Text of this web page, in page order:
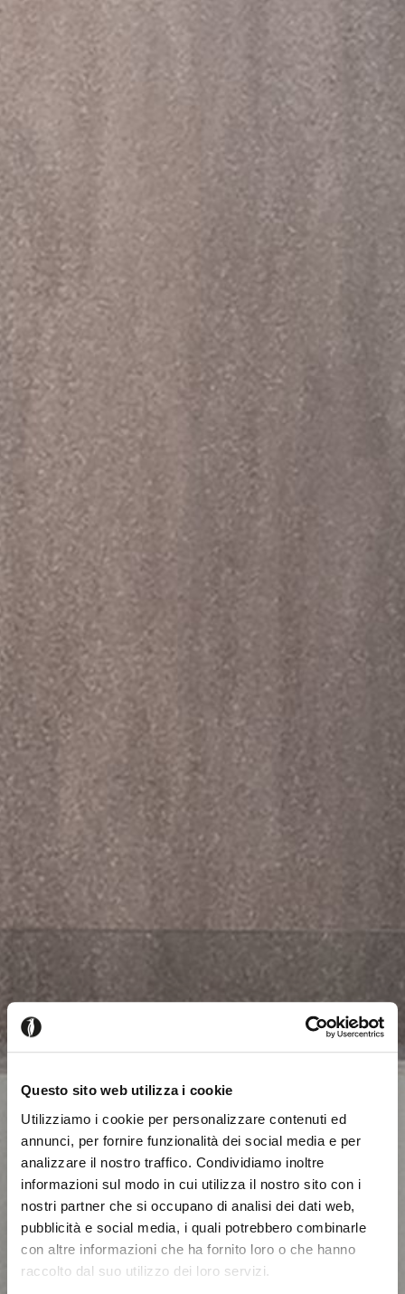
Questo sito web utilizza i cookie
Utilizziamo i cookie per personalizzare contenuti ed
annunci, per fornire funzionalità dei social media e per
analizzare il nostro traffico. Condividiamo inoltre
informazioni sul modo in cui utilizza il nostro sito con i
nostri partner che si occupano di analisi dei dati web,
pubblicità e social media, i quali potrebbero combinarle
con altre informazioni che ha fornito loro o che hanno
raccolto dal suo utilizzo dei loro servizi.